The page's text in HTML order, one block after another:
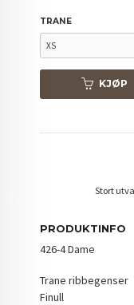
TRANE
KJØP
Stort
PRODUKTINFO
426-4 Dame
Trane ribbegenser
Finull